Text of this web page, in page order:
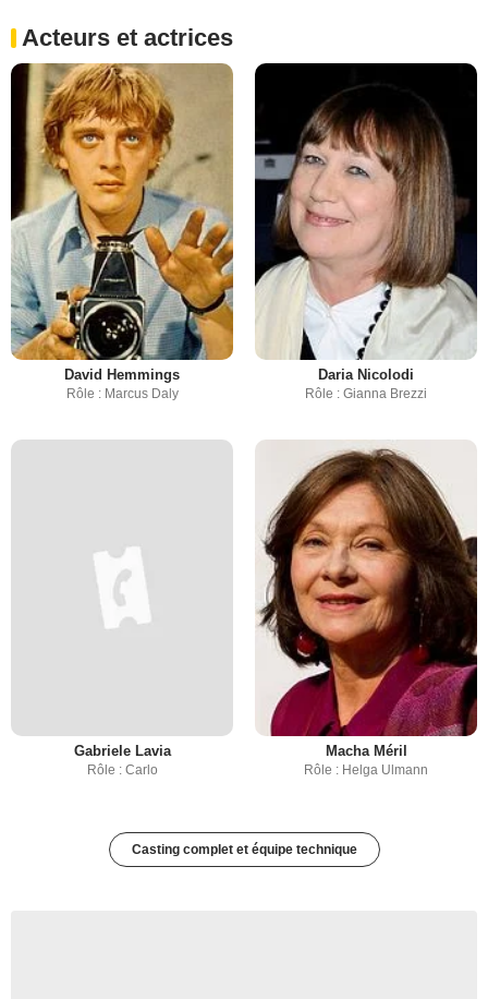
Acteurs et actrices
David Hemmings
Rôle : Marcus Daly
Daria Nicolodi
Rôle : Gianna Brezzi
Gabriele Lavia
Rôle : Carlo
Macha Méril
Rôle : Helga Ulmann
Casting complet et équipe technique